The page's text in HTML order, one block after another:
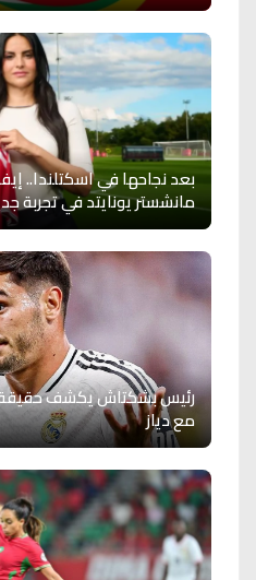
بعد نجاحها في اسكتلندا..
مانشستر يونايتد في تجربة
رئيس بشكتاش يكشف حقيقة
مع دياز